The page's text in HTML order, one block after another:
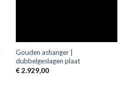
Gouden ashanger |
dubbelgeslagen plaat
€2.929,00